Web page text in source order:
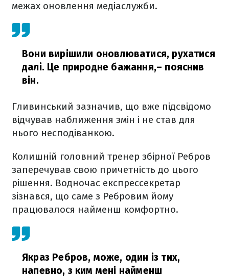
межах оновлення медіаслужби.
Вони вирішили оновлюватися, рухатися
далі. Це природне бажання,– пояснив
він.
Гливинський зазначив, що вже підсвідомо
відчував наближення змін і не став для
нього несподіванкою.
Колишній головний тренер збірної Ребров
заперечував свою причетність до цього
рішення. Водночас експрессекретар
зізнався, що саме з Ребровим йому
працювалося найменш комфортно.
Якраз Ребров, може, один із тих,
напевно, з ким мені найменш